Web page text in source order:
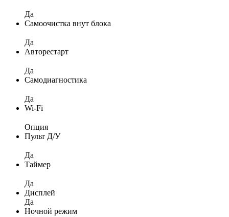
Да
Самоочистка внут блока
Да
Авторестарт
Да
Самодиагностика
Да
Wi-Fi
Опция
Пульт Д/У
Да
Таймер
Да
Дисплей
Да
Ночной режим